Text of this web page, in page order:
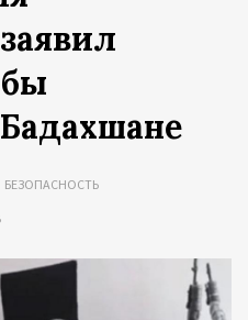
БЕЗОПАСНОСТЬ